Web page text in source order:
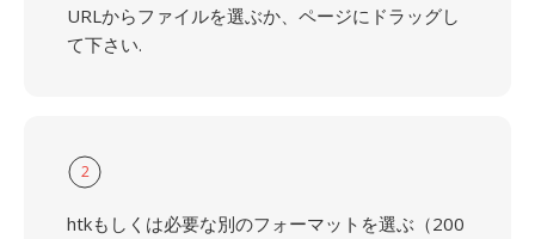
URLからファイルを選ぶか、ページにドラッグし
て下さい.
2
htkもしくは必要な別のフォーマットを選ぶ（200